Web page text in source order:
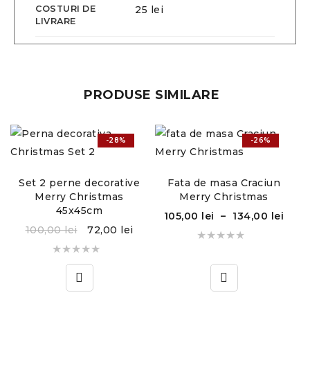
COSTURI DE
LIVRARE
25 lei
PRODUSE SIMILARE
-28%
Set 2 perne decorative
Merry Christmas
45x45cm
100,00lei 72,00 lei
-26%
Fata de masa Craciun
Merry Christmas
105,00 lei – 134,00 lei